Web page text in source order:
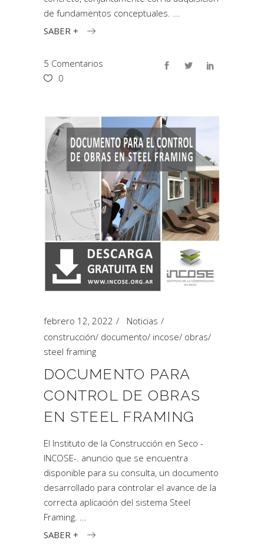
de fundamentos conceptuales.
SABER +
5 Comentarios
0
febrero 12, 2022
Noticias
construcción/ documento/ incose/ obras/
steel framing
DOCUMENTO PARA
CONTROL DE OBRAS
EN STEEL FRAMING
El Instituto de la Construcción en Seco -
INCOSE-. anuncio que se encuentra
disponible para su consulta, un documento
desarrollado para controlar el avance de la
correcta aplicación del sistema Steel
Framing.
SABER +